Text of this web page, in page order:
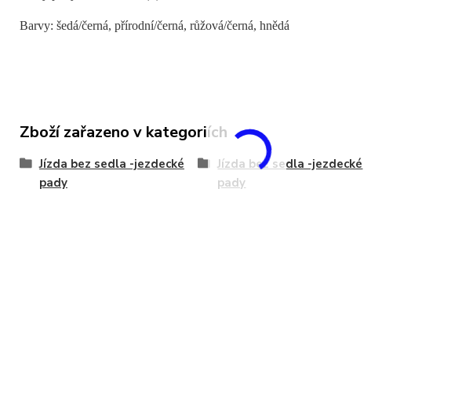
Barvy: šedá/černá, přírodní/černá, růžová/černá, hnědá
Zboží zařazeno v kategoriích
Jízda bez sedla -jezdecké
pady
Jízda bez sedla -jezdecké
pady